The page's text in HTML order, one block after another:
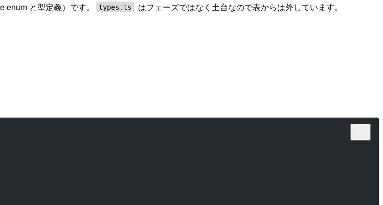
enum と型定義）です。 types.ts はフェーズではなく土台なので表からは外しています。